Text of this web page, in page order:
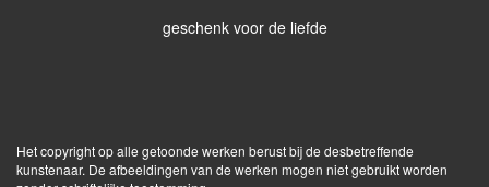
geschenk voor de liefde
Het copyright op alle getoonde werken berust bij de desbetreffende
kunstenaar. De afbeeldingen van de werken mogen niet gebruikt worden